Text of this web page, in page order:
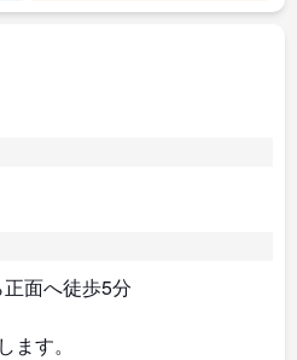
面へ徒歩5分
す。